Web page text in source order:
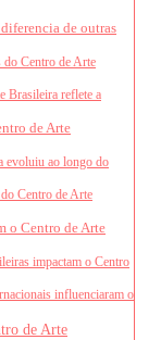
de outras
Centro de Arte
Brasileira reflete a
de Arte
evoluiu ao longo do
Centro de Arte
o Centro de Arte
impactam o Centro
influenciaram o
de Arte